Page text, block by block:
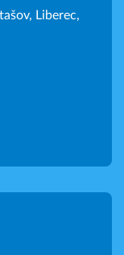
Liberec,